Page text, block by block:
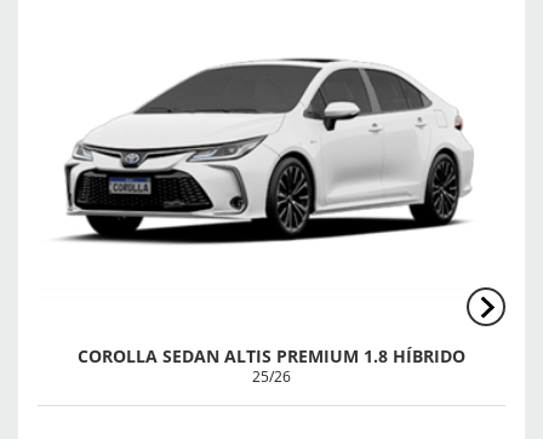
COROLLA SEDAN ALTIS PREMIUM 1.8 HÍBRIDO
25/26